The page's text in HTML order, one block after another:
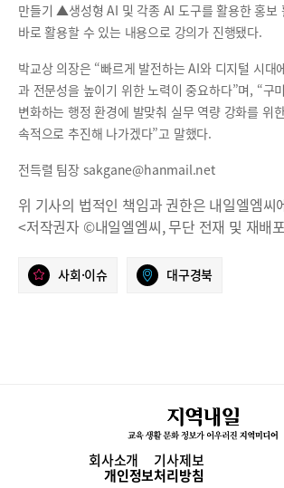
만들기 ▲생성형 AI 및 각종 AI 도구를 활용한 홍보
바로 활용할 수 있는 내용으로 강의가 진행됐다.
박교상 의장은 “빠르게 발전하는 AI와 디지털 시대
과 전문성을 높이기 위한 노력이 중요하다”며, “구
변화하는 행정 환경에 발맞춰 실무 역량 강화를 위
속적으로 추진해 나가겠다”고 말했다.
전득렬 팀장 sakgane@hanmail.net
위 기사의 법적인 책임과 권한은 내일엘엠씨
<저작권자 ©내일엘엠씨, 무단 전재 및 재배
사회·이슈 대구경북
회사소개 기사제보
개인정보처리방침